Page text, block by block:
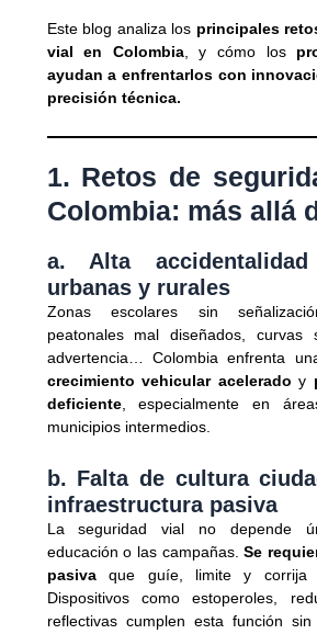
Este blog analiza los principales
vial en Colombia, y cómo los
ayudan a enfrentarlos con
precisión técnica.
1. Retos de
Colombia: más allá
a. Alta
urbanas y rurales
Zonas escolares sin
peatonales mal diseñados, curvas
advertencia… Colombia enfrenta
crecimiento vehicular acelerado y
deficiente, especialmente en
municipios intermedios.
b. Falta de cultura
infraestructura pasiva
La seguridad vial no depende
educación o las campañas.Se
pasivaque guíe, limite y corrija
Dispositivos como estoperoles,
reflectivas cumplen esta función